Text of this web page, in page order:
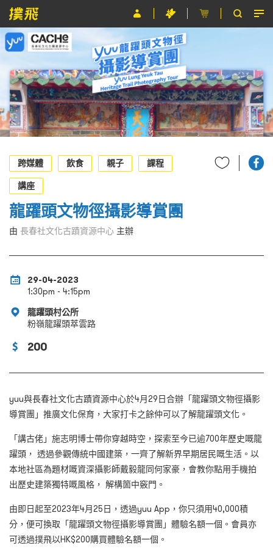
節目
主辦單位
關於撲飛
條款及細則
EN
跨媒體
飲食 親子 課程
講座
龍躍頭文物徑攝影導賞團
由 長春社文化古蹟資源中心 主辦
29-04-2023
1:30pm - 4:15pm
龍躍頭村公所
粉嶺龍躍頭萃雲路
200
yuu與長春社文化古蹟資源中心於4月29日合辦「龍躍頭文物徑攝影
導賞團」推廣文化保育，大家打卡之餘仲可以了解龍躍頭文化。
「講古佬」施志明博士帶你穿越時空，探索至今已逾700年歷史嘅龍
躍頭， 透過參觀傳統中國建築，一齊了解新界早期居民嘅生活。以
本地社區為題材嘅資深攝影師戴毅龍同何家豪，會教你點用手機拍
出歷史建築獨特嘅風格， 解構箇中竅門。
由即日起至2023年4月25日，透過yuu App，你只須用40,000積
分，便可換取「龍躍頭文物徑攝影導賞團」體驗名額一個。會員亦
可透過撲飛以HK$200購買體驗名額一個。